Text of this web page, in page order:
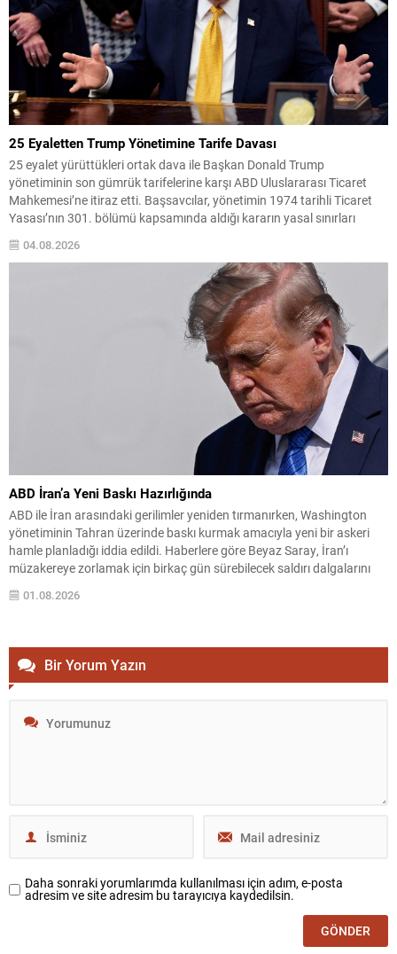
25 Eyaletten Trump Yönetimine Tarife Davası
25 eyalet yürüttükleri ortak dava ile Başkan Donald Trump
yönetiminin son gümrük tarifelerine karşı ABD Uluslararası Ticaret
Mahkemesi’ne itiraz etti. Başsavcılar, yönetimin 1974 tarihli Ticaret
Yasası’nın 301. bölümü kapsamında aldığı kararın yasal sınırları
getirilen tarifelerin iddia edilen zorla çalıştırma uygulamalarını...
04.08.2026
ABD İran’a Yeni Baskı Hazırlığında
ABD ile İran arasındaki gerilimler yeniden tırmanırken, Washington
yönetiminin Tahran üzerinde baskı kurmak amacıyla yeni bir askeri
hamle planladığı iddia edildi. Haberlere göre Beyaz Saray, İran’ı
müzakereye zorlamak için birkaç gün sürebilecek saldırı dalgalarını
devreye sokmayı değerlendirdi. Wall Street Journal’in hükümet
kaynaklarına dayandırdığı haber, olası operasyonların bu hafta sonu
01.08.2026
Bir Yorum Yazın
Daha sonraki yorumlarımda kullanılması için adım, e-posta
adresim ve site adresim bu tarayıcıya kaydedilsin.